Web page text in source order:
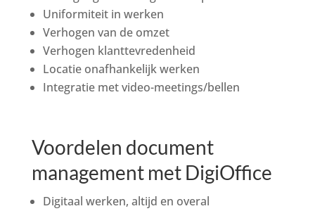
Uniformiteit in werken
Verhogen van de omzet
Verhogen klanttevredenheid
Locatie onafhankelijk werken
Integratie met video-meetings/bellen
Voordelen document
management met DigiOffice
Digitaal werken, altijd en overal